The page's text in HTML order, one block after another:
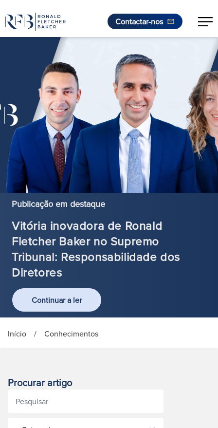
Saltar para o conteúdo
Contactar-nos
Publicação em destaque
Vitória inovadora de Ronald
Fletcher Baker no Supremo
Tribunal: Responsabilidade dos
Diretores
Continuar a ler
Início / Conhecimentos
Procurar artigo